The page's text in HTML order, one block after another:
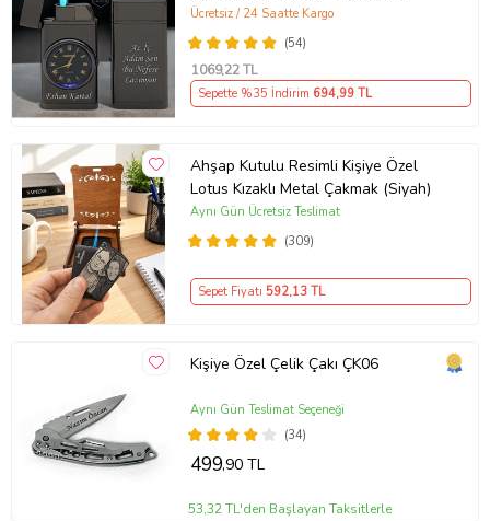
Hediye Paketinde (Füme)
(54)
Ücretsiz / 24 Saatte Kargo
1069,22 TL
Sepette %35 İndirim 694,99 TL
Ahşap Kutulu Resimli Kişiye Özel
Lotus Kızaklı Metal Çakmak (Siyah)
(309)
Aynı Gün Ücretsiz Teslimat
Sepet Fiyatı 592,13 TL
Kişiye Özel Çelik Çakı ÇK06
(34)
Aynı Gün Teslimat Seçeneği
499,90 TL
53,32 TL'den Başlayan Taksitlerle